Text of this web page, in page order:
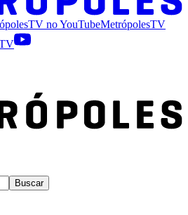
noYouTubeMetrópolesTV
Buscar